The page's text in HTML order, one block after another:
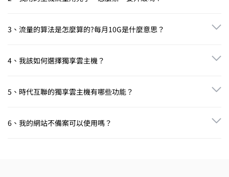
量充值的；也可以通過補差價形式進行主機升級的。
3、流量的算法是怎麼算的?每月10G是什麼意思？
載10000次的流量就是10G.10G的流量代表每月
4、我該如何選擇獨享雲主機？
運行php程序或html程序可選擇linux版本。
5、時代互聯的獨享雲主機有哪些功能？
在線解壓縮、偽靜態設置、自定義404頁面、PHP版本切換、 文件
6、我的網站不備案可以使用嗎？